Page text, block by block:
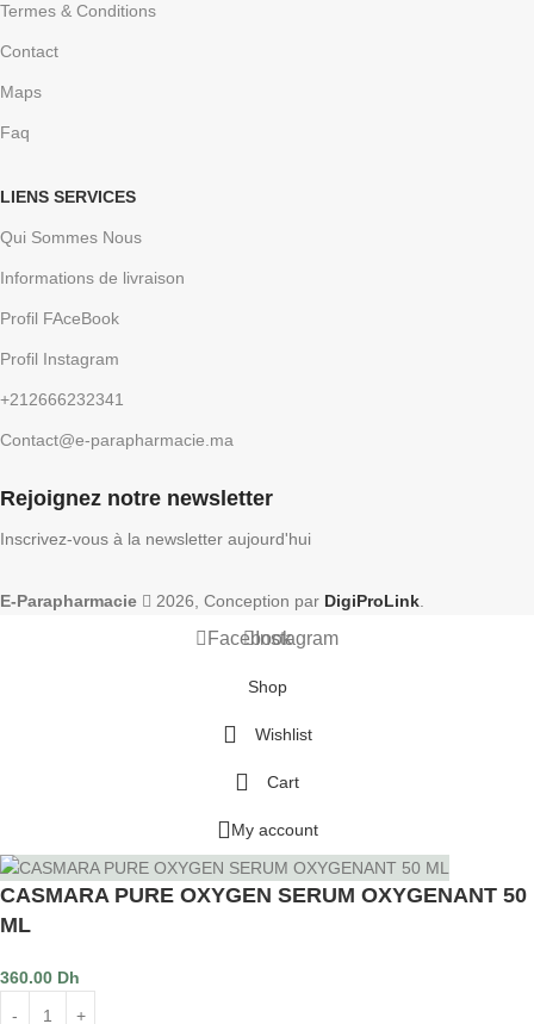
Termes & Conditions
Contact
Maps
Faq
LIENS SERVICES
Qui Sommes Nous
Informations de livraison
Profil FAceBook
Profil Instagram
+212666232341
Contact@e-parapharmacie.ma
Rejoignez notre newsletter
Inscrivez-vous à la newsletter aujourd'hui
E-Parapharmacie 2026, Conception par DigiProLink
FacebookInstagram
Shop
Wishlist
Cart
My account
CASMARA PURE OXYGEN SERUM OXYGENANT 50
ML
360.00 Dh